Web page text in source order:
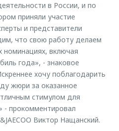
в России, и по
приняли участие
и представители
что свою работу делаем
номинациях, включая
года», - знаковое
хочу поблагодарить
жюри за оказанное
стимулом для
- прокомментировал
Виктор Нащанский.